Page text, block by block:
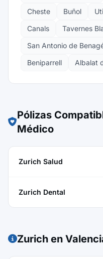
Cheste Buñol
Canals
Tavernes
San Antonio de
Beniparrell
Albalat
Pólizas
Médico
Zurich Salud
Zurich Dental
Zurich en